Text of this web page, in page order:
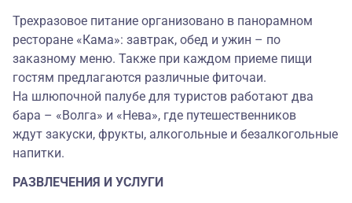
Трехразовое питание организовано в панорамном
ресторане «Кама»: завтрак, обед и ужин – по
заказному меню. Также при каждом приеме пищи
гостям предлагаются различные фиточаи.
На шлюпочной палубе для туристов работают два
бара – «Волга» и «Нева», где путешественников
ждут закуски, фрукты, алкогольные и безалкогольные
напитки.
РАЗВЛЕЧЕНИЯ И УСЛУГИ